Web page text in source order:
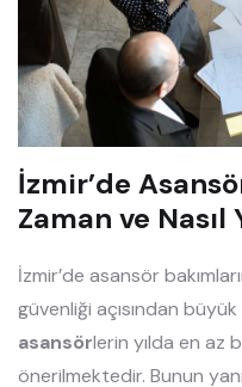
İzmir’de
Zaman ve Nasıl
İzmir’de asansör
güvenliği açısından
asansörlerin yılda en az
önerilmektedir. Bunun